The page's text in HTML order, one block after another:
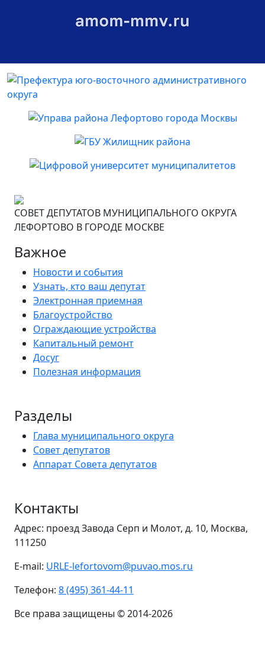
СОВЕТ ДЕПУТАТОВ МУНИЦИПАЛЬНОГО ОКРУГА
ЛЕФОРТОВО В ГОРОДЕ МОСКВЕ
Важное
Новости и события
Узнать, кто ваш депутат
Электронная приемная
Благоустройство
Ограждающие устройства
Капитальный ремонт
Досуг
Полезная информация
Разделы
Глава муниципального округа
Совет депутатов
Аппарат Совета депутатов
Контакты
Адрес: проезд Завода Серп и Молот, д. 10, Москва,
111250
E-mail: URLE-lefortovom@puvao.mos.ru
Телефон: 8 (495) 361-44-11
Все права защищены © 2014-2026